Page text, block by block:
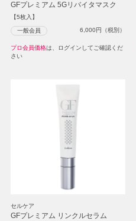
GFプレミアム 5Gリバイタマスク
【5枚入】
一般会員 6,000円（税別）
プロ会員価格は、ログインしてご確認くだ
さい
セルケア
GFプレミアム リンクルセラム